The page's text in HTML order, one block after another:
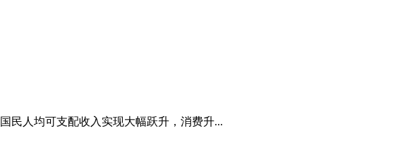
民人均可支配收入实现大幅跃升，消费升...